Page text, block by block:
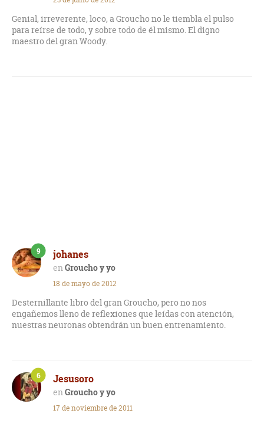
Pero pasemos página, porque como nos dice el propio
Groucho el hecho de escribir requiere pensar, y pensar es la
forma más desagradable de pasar el día.
Genial, irreverente, loco, a Groucho no le tiembla el pulso
para reírse de todo, y sobre todo de él mismo. El digno
maestro del gran Woody.
johanes
Groucho y yo
9
18 de mayo de 2012
Desternillante libro del gran Groucho, pero no nos
engañemos lleno de reflexiones que leídas con atención,
nuestras neuronas obtendrán un buen entrenamiento.
Jesusoro
Groucho y yo
6
17 de noviembre de 2011